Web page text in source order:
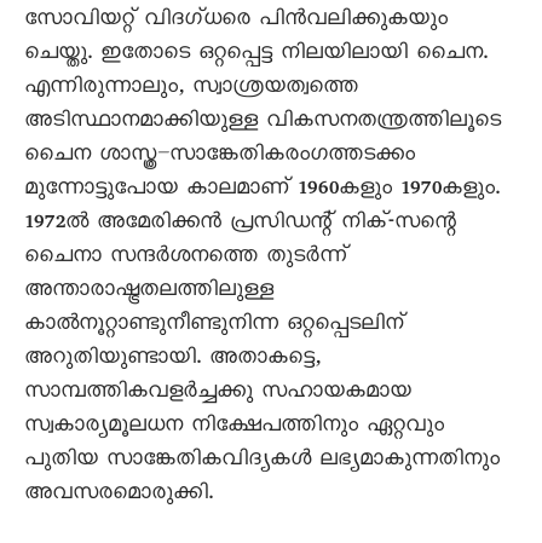
സോവിയറ്റ് വിദഗ്ധരെ പിൻവലിക്കുകയും
ചെയ്തു. ഇതോടെ ഒറ്റപ്പെട്ട നിലയിലായി ചെെന.
എന്നിരുന്നാലും, സ്വാശ്രയത്വത്തെ
അടിസ്ഥാനമാക്കിയുള്ള വികസനതന്ത്രത്തിലൂടെ
ചെെന ശാസ്ത്ര–സാങ്കേതികരംഗത്തടക്കം
മുന്നോട്ടുപോയ കാലമാണ് 1960കളും 1970കളും.
1972ൽ അമേരിക്കൻ പ്രസിഡന്റ് നിക്-സന്റെ
ചെെനാ സന്ദർശനത്തെ തുടർന്ന്
അന്താരാഷ്ട്രതലത്തിലുള്ള
കാൽനൂറ്റാണ്ടുനീണ്ടുനിന്ന ഒറ്റപ്പെടലിന്
അറുതിയുണ്ടായി. അതാകട്ടെ,
സാമ്പത്തികവളർച്ചക്കു സഹായകമായ
സ്വകാര്യമൂലധന നിക്ഷേപത്തിനും ഏറ്റവും
പുതിയ സാങ്കേതികവിദ്യകൾ ലഭ്യമാകുന്നതിനും
അവസരമൊരുക്കി.